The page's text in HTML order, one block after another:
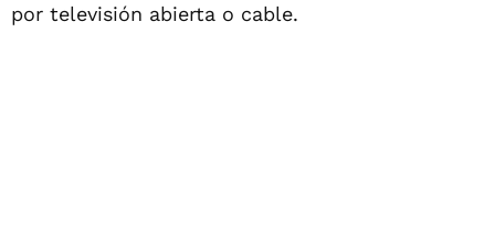
por televisión abierta o cable.